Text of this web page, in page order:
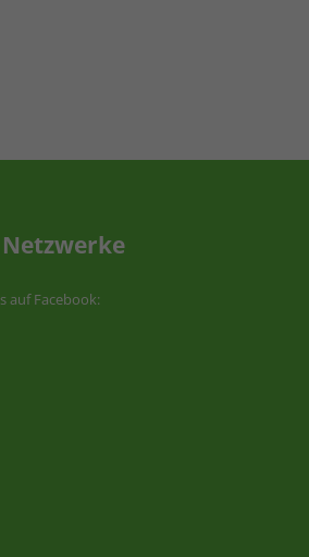
Netzwerke
auf Facebook: